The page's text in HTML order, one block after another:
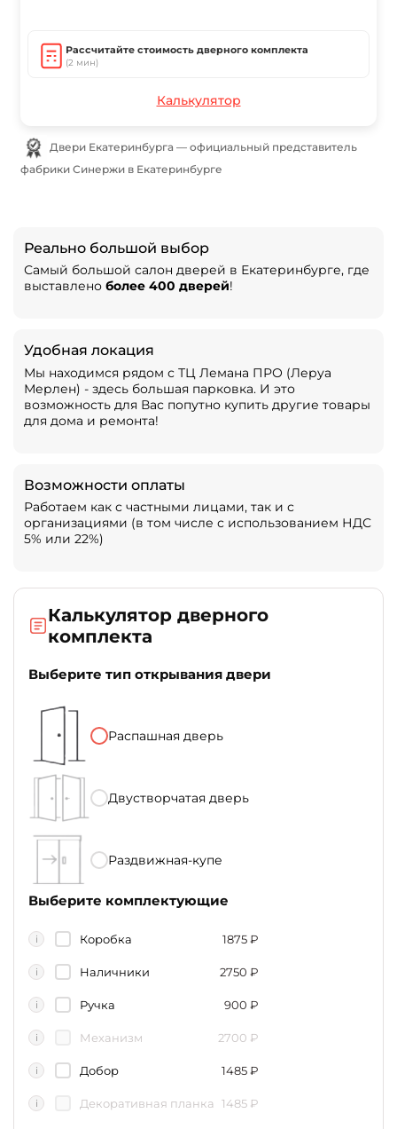
Рассчитайте стоимость дверного комплекта
(2 мин)
Калькулятор
фабрики Синержи в Екатеринбурге
Реально большой выбор
Самый большой салон дверей в Екатеринбурге, где
выставлено более 400 дверей!
Удобная локация
Мы находимся рядом с ТЦ Лемана ПРО (Леруа
Мерлен) - здесь большая парковка. И это
возможность для Вас попутно купить другие товары
для дома и ремонта!
Возможности оплаты
Работаем как с частными лицами, так и с
организациями (в том числе с использованием НДС
5% или 22%)
Калькулятор дверного
комплекта
Выберите тип открывания двери
Распашная дверь
Двустворчатая дверь
Раздвижная-купе
Выберите комплектующие
i Коробка 1875₽
i Наличники 2750 ₽
i Ручка 900 ₽
i Механизм 2700 ₽
i Добор 1485₽
i Декоративная планка 1485 ₽